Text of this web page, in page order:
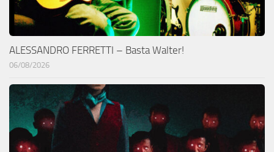
ALESSANDRO FERRETTI – Basta Walter!
06/08/2026